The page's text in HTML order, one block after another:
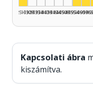
Actor, 1925–1929:
1925–1929
1930–1934
1935–1939
1940–1944
1945–1949
1950–1954
1955–1959
Kapcsolati ábra
kiszámítva.